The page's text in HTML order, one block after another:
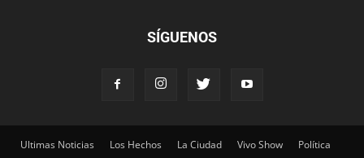
SÍGUENOS
Ultimas Noticias Los Hechos La Ciudad Vivo Show
Política